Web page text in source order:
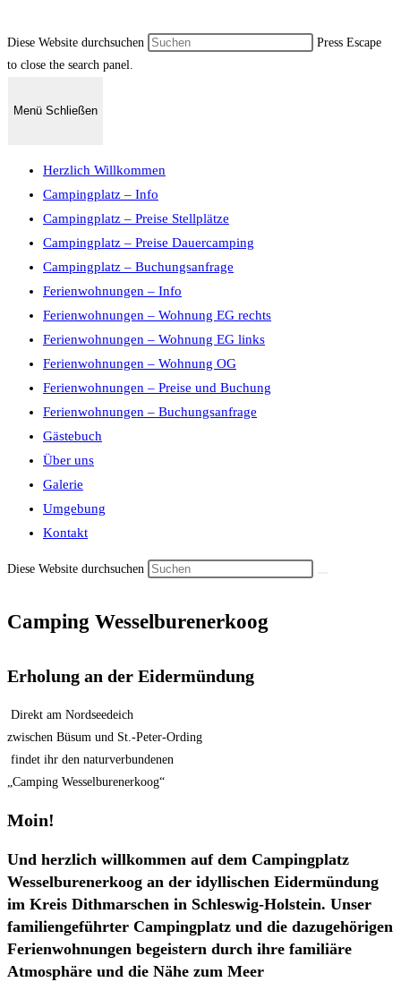
Diese Website durchsuchen
Press Escape
to close the search panel.
Menü Schließen
Herzlich Willkommen
Campingplatz – Info
Campingplatz – Preise Stellplätze
Campingplatz – Preise Dauercamping
Campingplatz – Buchungsanfrage
Ferienwohnungen – Info
Ferienwohnungen – Wohnung EG rechts
Ferienwohnungen – Wohnung EG links
Ferienwohnungen – Wohnung OG
Ferienwohnungen – Preise und Buchung
Ferienwohnungen – Buchungsanfrage
Gästebuch
Über uns
Galerie
Umgebung
Kontakt
Diese Website durchsuchen
Camping Wesselburenerkoog
Erholung an der Eidermündung
Direkt am Nordseedeich
zwischen Büsum und St.-Peter-Ording
findet ihr den naturverbundenen
„Camping Wesselburenerkoog“
Moin!
Und herzlich willkommen auf dem Campingplatz
Wesselburenerkoog an der idyllischen Eidermündung
im Kreis Dithmarschen in Schleswig-Holstein. Unser
familiengeführter Campingplatz und die dazugehörigen
Ferienwohnungen begeistern durch ihre familiäre
Atmosphäre und die Nähe zum Meer